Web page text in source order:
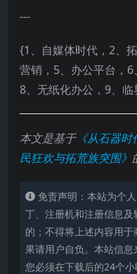
---
{1、自媒体时代，2、
营销，5、办公平台，6
8、无纸化办公，9、
本文是基于《从石器时
民狂欢与拓荒族突围》
免责声明：本站为个
丁、注册机和注册信息
的；不得将上述内容用
果请用户自负。本站信息
您必须在下载后的24个